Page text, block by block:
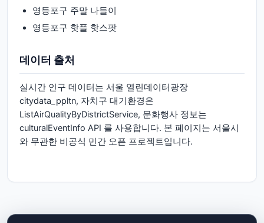
영등포구 주말 나들이
영등포구 핫플 핫스팟
데이터 출처
실시간 인구 데이터는 서울 열린데이터광장
citydata_ppltn, 자치구 대기환경은
ListAirQualityByDistrictService, 문화행사 정보는
culturalEventInfo API 를 사용합니다. 본 페이지는 서울시
와 무관한 비공식 민간 오픈 프로젝트입니다.